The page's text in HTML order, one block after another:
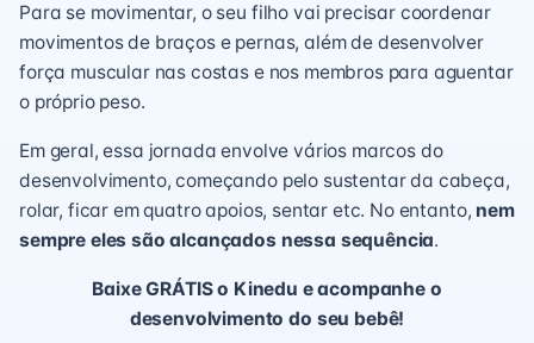
Para se movimentar, o seu filho vai precisar coordenar
movimentos de braços e pernas, além de desenvolver
força muscular nas costas e nos membros para aguentar
o próprio peso.
Em geral, essa jornada envolve vários marcos do
desenvolvimento, começando pelo sustentar da cabeça,
rolar, ficar em quatro apoios, sentar etc. No entanto, nem
sempre eles são alcançados nessa sequência.
Baixe GRÁTIS o Kinedu e acompanhe o
desenvolvimento do seu bebê!